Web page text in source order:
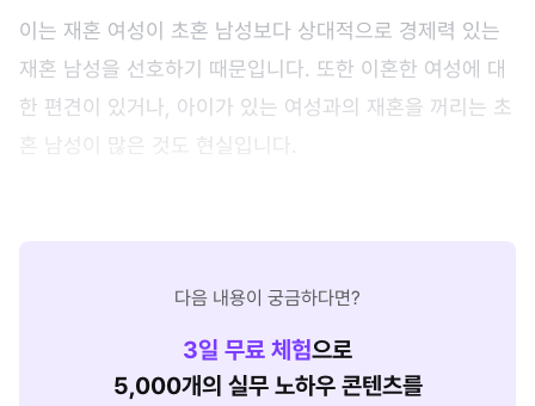
이는 재혼 여성이 초혼 남성보다 상대적으로 경제력 있는
재혼 남성을 선호하기 때문입니다. 또한 이혼한 여성에 대
한 편견이 있거나, 아이가 있는 여성과의 재혼을 꺼리는 초
혼 남성이 많은 것도 현실입니다.
다음 내용이 궁금하다면?
3일 무료 체험으로
5,000개의 실무 노하우 콘텐츠를